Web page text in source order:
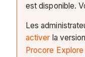
est disponible.
Les
activer la
Procore Explore